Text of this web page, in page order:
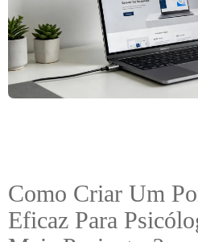
Como Criar Um
Eficaz Para